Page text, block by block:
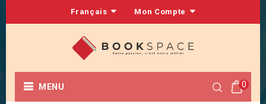
Français Mon Compte
0
MENU